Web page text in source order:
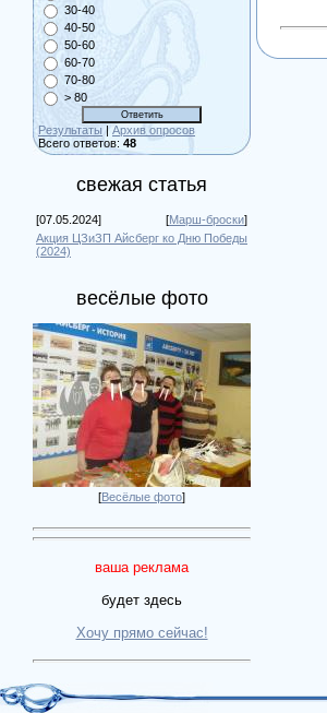
30-40
40-50
50-60
60-70
70-80
> 80
Результаты | Архив опросов
Всего ответов: 48
свежая статья
[07.05.2024] [Марш-броски]
Акция ЦЗиЗП Айсберг ко Дню Победы
(2024)
весёлые фото
[Весёлые фото]
ваша реклама
будет здесь
Хочу прямо сейчас!